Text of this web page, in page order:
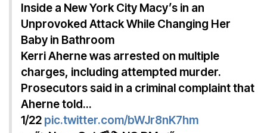
Inside a New York City Macy’s in an
Unprovoked Attack While Changing Her
Baby in Bathroom
Kerri Aherne was arrested on multiple
charges, including attempted murder.
Prosecutors said in a criminal complaint that
Aherne told…
1/22 pic.twitter.com/bWJr8nK7hm